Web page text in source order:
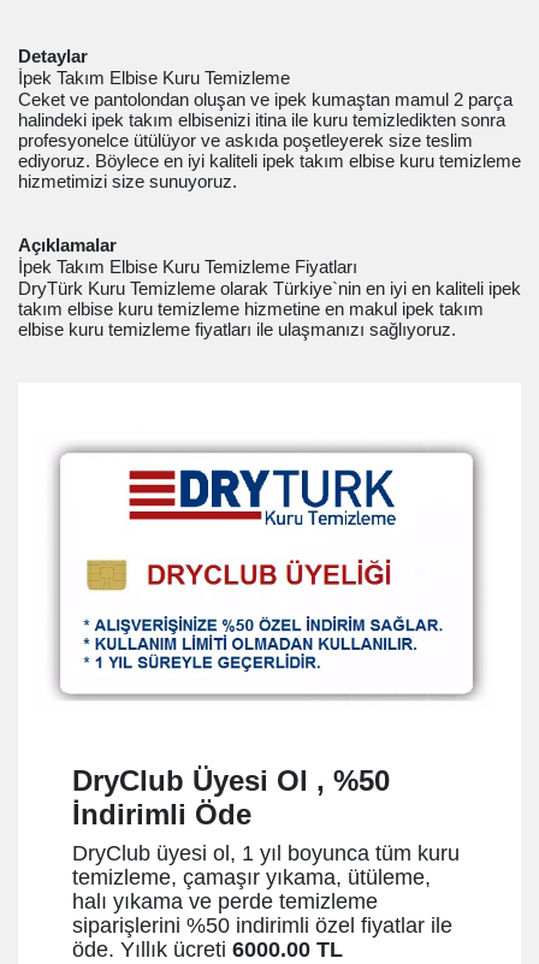
Detaylar
İpek Takım Elbise Kuru Temizleme
Ceket ve pantolondan oluşan ve ipek kumaştan mamul 2 parça
halindeki ipek takım elbisenizi itina ile kuru temizledikten sonra
profesyonelce ütülüyor ve askıda poşetleyerek size teslim
ediyoruz. Böylece en iyi kaliteli ipek takım elbise kuru temizleme
hizmetimizi size sunuyoruz.
Açıklamalar
İpek Takım Elbise Kuru Temizleme Fiyatları
DryTürk Kuru Temizleme olarak Türkiye`nin en iyi en kaliteli ipek
takım elbise kuru temizleme hizmetine en makul ipek takım
elbise kuru temizleme fiyatları ile ulaşmanızı sağlıyoruz.
DryClub Üyesi Ol , %50
İndirimli Öde
DryClub üyesi ol, 1 yıl boyunca tüm kuru
temizleme, çamaşır yıkama, ütüleme,
halı yıkama ve perde temizleme
siparişlerini %50 indirimli özel fiyatlar ile
öde. Yıllık ücreti 6000.00 TL